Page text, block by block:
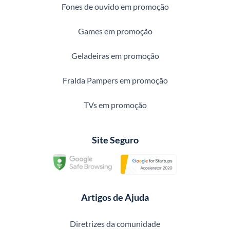
Fones de ouvido em promoção
Games em promoção
Geladeiras em promoção
Fralda Pampers em promoção
TVs em promoção
Site Seguro
Artigos de Ajuda
Diretrizes da comunidade